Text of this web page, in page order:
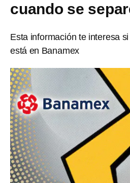
cuando se
Esta información te interesa
está en Banamex